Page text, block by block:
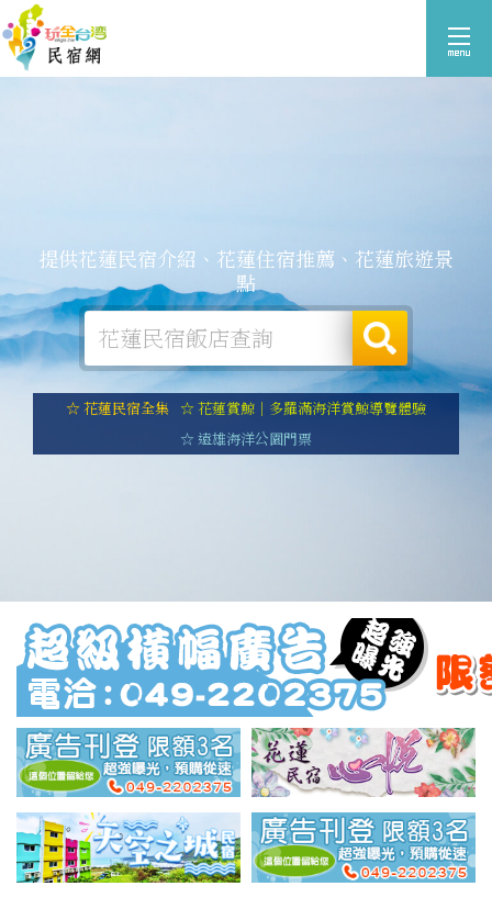
提供花蓮民宿介紹、花蓮住宿推薦、花蓮旅遊景
點
☆ 花蓮民宿全集 ☆ 花蓮賞鯨｜多羅滿海洋賞鯨導覽體驗
☆ 遠雄海洋公園門票